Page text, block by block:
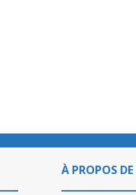
À PROPOS